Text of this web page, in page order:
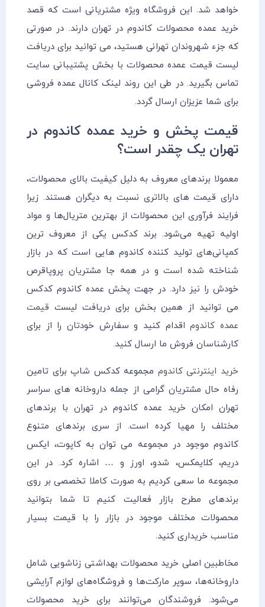
خواهد شد. این فروشگاه ویژه مشتریانی است که قصد
خرید عمده محصولات کاندوم در تهران دارند. در صورتی
که جزء شهروندان تهرانی هستید، می توانید برای دریافت
لیست قیمت عمده محصولات با بخش پشتیبانی سایت
تماس بگیرید. در طی این روند لینک کانال عمده فروشی
برای شما عزیزان ارسال گردد.
قیمت پخش و خرید عمده کاندوم در
تهران یک چقدر است؟
معمولا برندهای معروف به دلیل کیفیت بالای محصولات،
دارای قیمت های بالاتری نسبت به دیگران هستند. زیرا
فرایند فرآوری این محصولات از بهترین متریال‌ها و مواد
اولیه تهیه می‌شود. برند کدکس یکی از معروف ترین
کمپانی‌های تولید کننده کاندوم هایی است که در بازار
شناخته شده است و در همه جا مشتریان پروپاقرص
خودش را نیز دارد. در جهت پخش عمده کاندوم کدکس
می توانید از همین بخش برای دریافت لیست قیمت
عمده کاندوماقدام کنید و سفارش خودتان را از برای
کارشناسان فروش ما ارسال کنید.
خرید اینترنتی کاندوم مجموعه کدکس شاپ برای تامین
رفاه حال مشتریان گرامی از جمله داروخانه های سراسر
تهران امکان خرید عمده کاندوم در تهران با برندهای
مختلف را مهیا کرده است. از سری برندهای متنوع
کاندوم موجود در مجموعه می توان به کاپوت، ایکس
دریم، کلایمکس، شدو، اورز و … اشاره کرد. در این
مجموعه ما سعی کردیم به صورت کاملا تخصصی بر روی
برندهای مطرح بازار فعالیت کنیم تا شما بتوانید
محصولات مختلف موجود در بازار را با قیمت بسیار
مناسب خریداری کنید.
مخاطبین اصلی خرید محصولات بهداشتی زناشویی شامل
داروخانه‌ها، سوپر مارکت‌ها و فروشگاه‌های لوازم آرایشی
می‌شود. فروشندگان می‌توانند برای خرید محصولات